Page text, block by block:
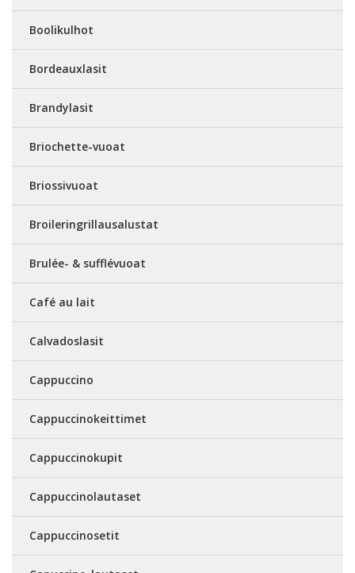
Boolikulhot
Bordeauxlasit
Brandylasit
Briochette-vuoat
Briossivuoat
Broileringrillausalustat
Brulée- & sufflévuoat
Café au lait
Calvadoslasit
Cappuccino
Cappuccinokeittimet
Cappuccinokupit
Cappuccinolautaset
Cappuccinosetit